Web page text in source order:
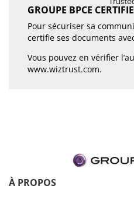
GROUPE BPCE
Pour sécuriser sa
certifie ses documents
Vous pouvez en vérifier
www.wiztrust.com.
À PROPOS